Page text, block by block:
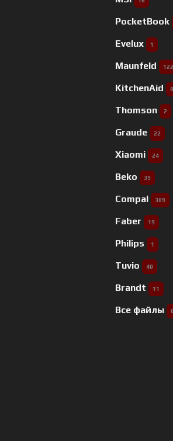
PocketBook
Evelux 1
Maunfeld 122
KitchenAid 8
Thomson 2
Graude 22
Xiaomi 24
Beko 39
Compal 309
Faber 19
Philips 1
Tuvio 40
Brandt 11
Все файлы